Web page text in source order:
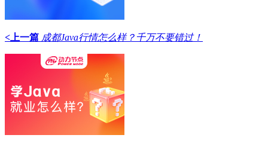
<上一篇 成都Java行情怎么样？千万不要错过！